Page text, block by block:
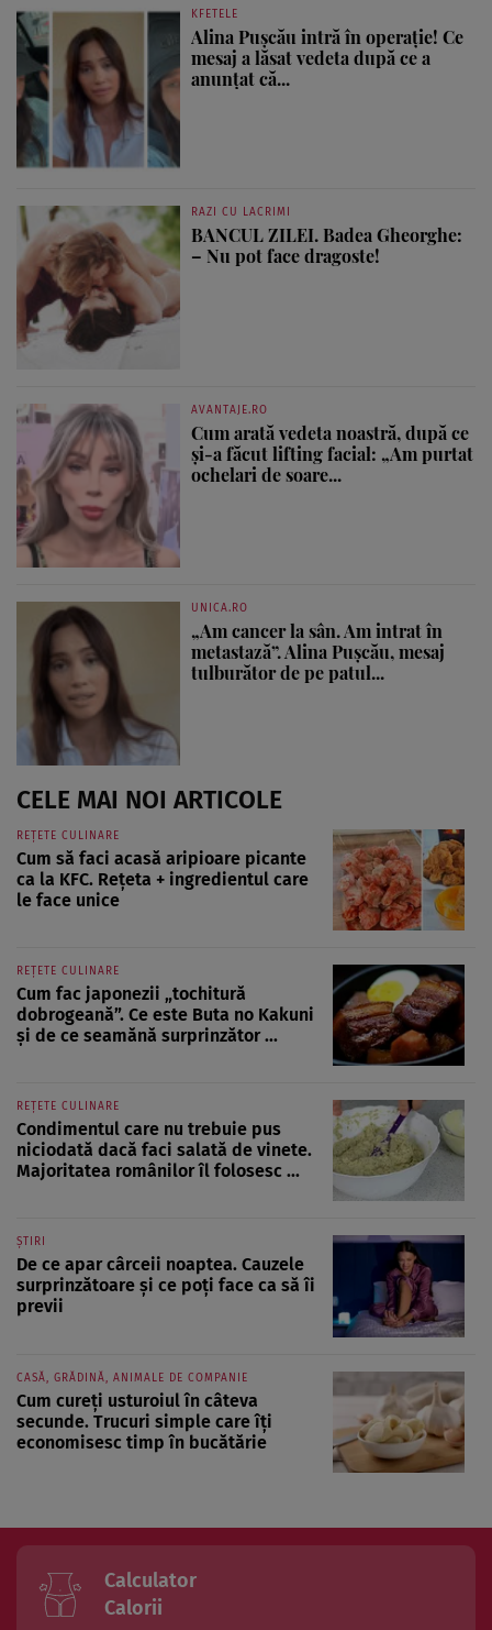
KFETELE
Alina Pușcău intră în operație! Ce
mesaj a lăsat vedeta după ce a
anunțat că...
RAZI CU LACRIMI
BANCUL ZILEI. Badea Gheorghe:
– Nu pot face dragoste!
AVANTAJE.RO
Cum arată vedeta noastră, după ce
și-a făcut lifting facial: „Am purtat
ochelari de soare...
UNICA.RO
„Am cancer la sân. Am intrat în
metastază”. Alina Pușcău, mesaj
tulburător de pe patul...
CELE MAI NOI ARTICOLE
REȚETE CULINARE
Cum să faci acasă aripioare picante
ca la KFC. Rețeta + ingredientul care
le face unice
REȚETE CULINARE
Cum fac japonezii „tochitură
dobrogeană”. Ce este Buta no Kakuni
și de ce seamănă surprinzător ...
REȚETE CULINARE
Condimentul care nu trebuie pus
niciodată dacă faci salată de vinete.
Majoritatea românilor îl folosesc ...
ȘTIRI
De ce apar cârceii noaptea. Cauzele
surprinzătoare și ce poți face ca să îi
previi
CASĂ, GRĂDINĂ, ANIMALE DE COMPANIE
Cum cureți usturoiul în câteva
secunde. Trucuri simple care îți
economisesc timp în bucătărie
Calculator
Calorii